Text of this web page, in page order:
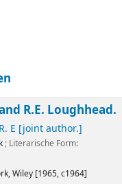
R.E. Loughhead.
E [joint author.]
; Literarische Form:
Wiley [1965, c1964]